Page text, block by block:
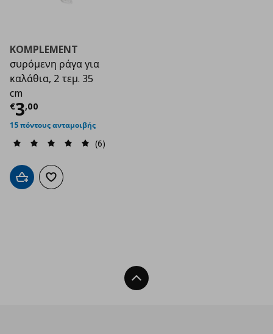
KOMPLEMENT
συρόμενη ράγα για
καλάθια, 2 τεμ. 35
cm
€3,00
Τρέχουσα τιμή
15 πόντους ανταμοιβής
(6)
Προσθήκη στο καλάθι
Προσθήκη στα αγαπημένα
Back To Top